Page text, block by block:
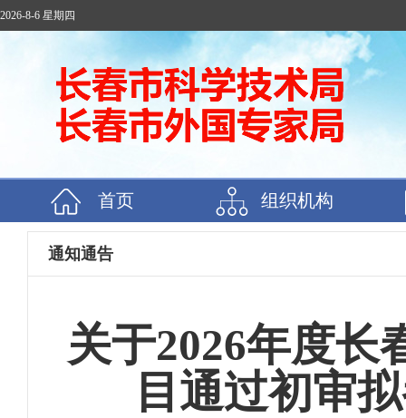
2026-8-6 星期四
首页 组织机构
通知通告
关于2026年度长
目通过初审